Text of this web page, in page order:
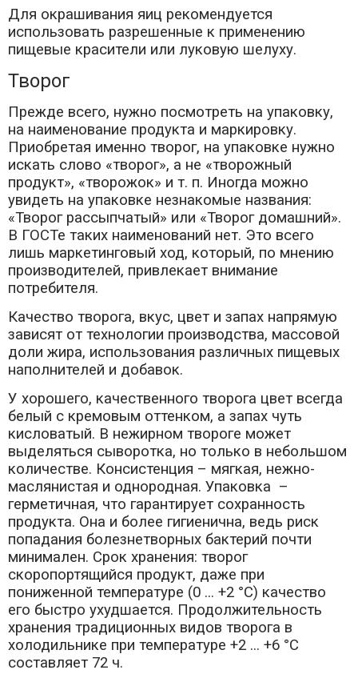
Для окрашивания яиц рекомендуется
использовать разрешенные к применению
пищевые красители или луковую шелуху.
Творог
Прежде всего, нужно посмотреть на упаковку,
на наименование продукта и маркировку.
Приобретая именно творог, на упаковке нужно
искать слово «творог», а не «творожный
продукт», «творожок» и т. п. Иногда можно
увидеть на упаковке незнакомые названия:
«Творог рассыпчатый» или «Творог домашний».
В ГОСТе таких наименований нет. Это всего
лишь маркетинговый ход, который, по мнению
производителей, привлекает внимание
потребителя.
Качество творога, вкус, цвет и запах напрямую
зависят от технологии производства, массовой
доли жира, использования различных пищевых
наполнителей и добавок.
У хорошего, качественного творога цвет всегда
белый с кремовым оттенком, а запах чуть
кисловатый. В нежирном твороге может
выделяться сыворотка, но только в небольшом
количестве. Консистенция – мягкая, нежно-
маслянистая и однородная. Упаковка –
герметичная, что гарантирует сохранность
продукта. Она и более гигиенична, ведь риск
попадания болезнетворных бактерий почти
минимален. Срок хранения: творог
скоропортящийся продукт, даже при
пониженной температуре (0 ... +2 °С) качество
его быстро ухудшается. Продолжительность
хранения традиционных видов творога в
холодильнике при температуре +2 ... +6 °С
составляет 72 ч.